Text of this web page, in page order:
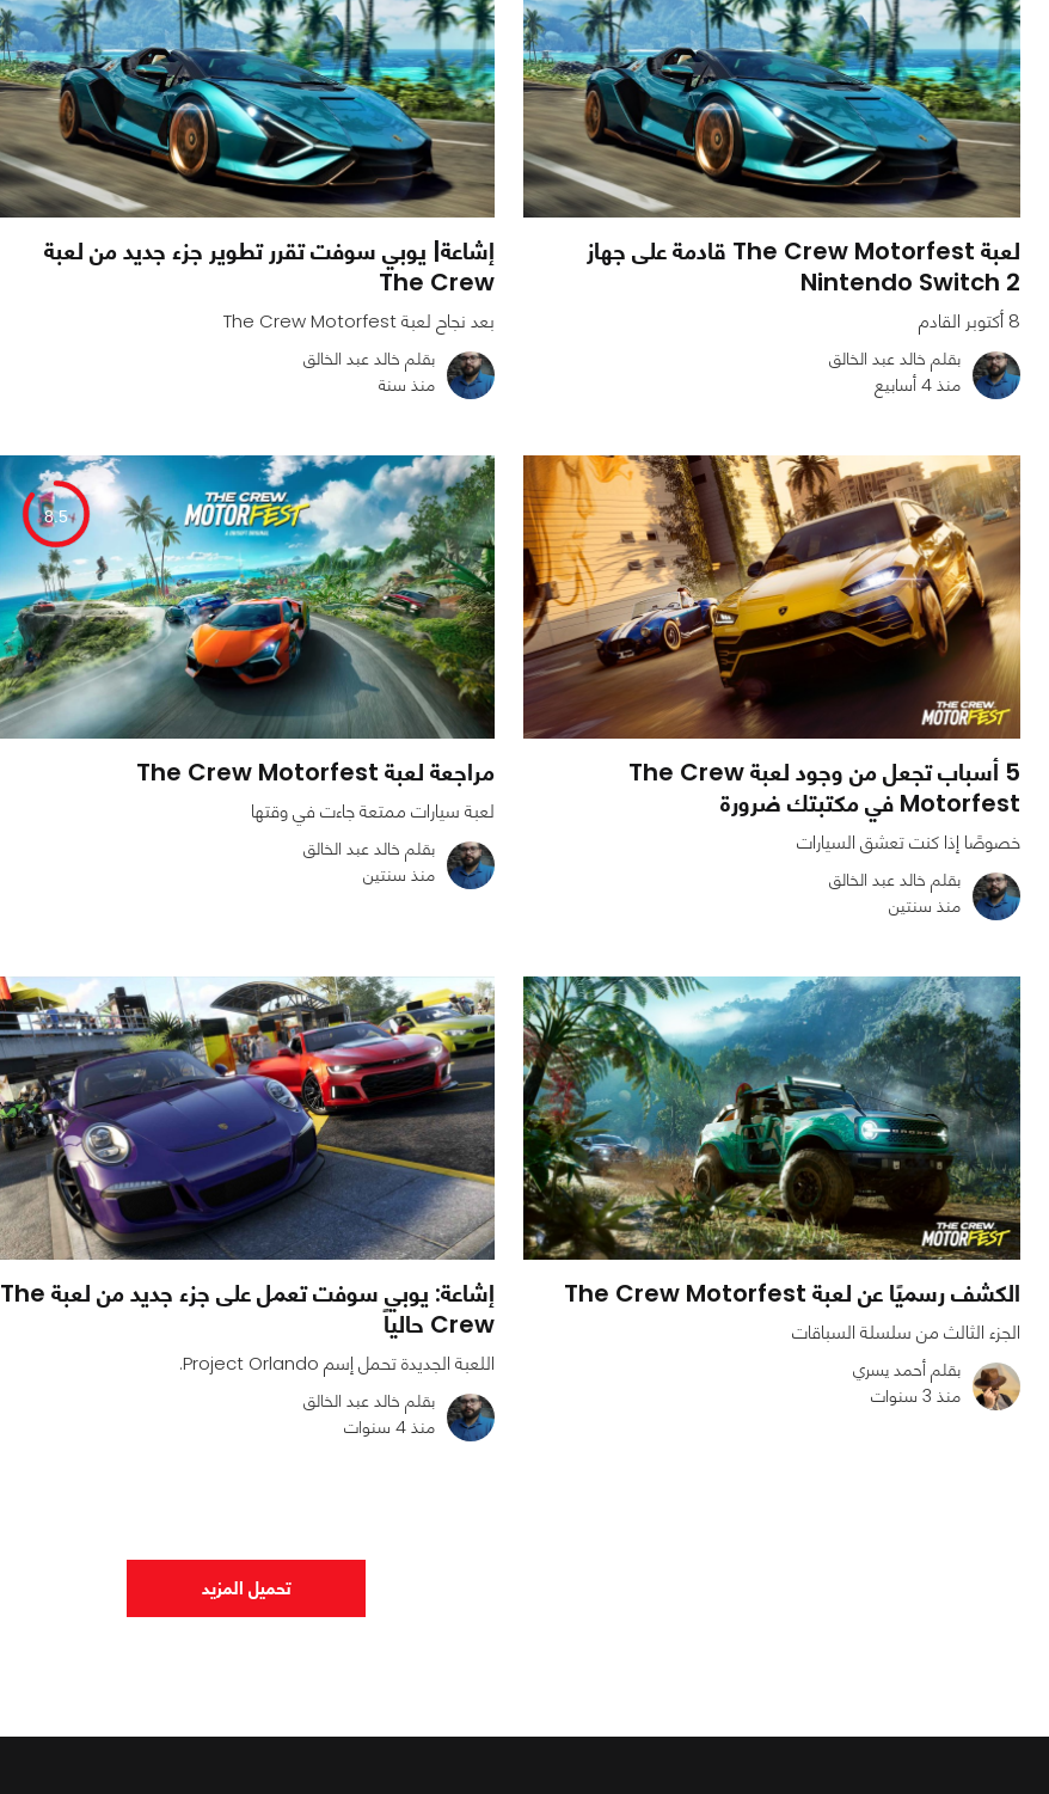
740
1
0
لعبة The Crew Motorfest قادمة على جهاز
Nintendo Switch 2
8 أكتوبر القادم
بقلم خالد عبد الخالق
منذ 4 أسابيع
1452
0
إشاعة| يوبي سوفت تقرر تطوير جزء جديد من لعبة
The Crew
بعد نجاح لعبة The Crew Motorfest
بقلم خالد عبد الخالق
منذ سنة
4165
0
0
5 أسباب تجعل من وجود لعبة The Crew
Motorfest في مكتبتك ضرورة
خصوصًا إذا كنت تعشق السيارات
بقلم خالد عبد الخالق
منذ سنتين
8.5
5373
0
0
مراجعة لعبة The Crew Motorfest
لعبة سيارات ممتعة جاءت في وقتها
بقلم خالد عبد الخالق
منذ سنتين
الكشف رسميًا عن لعبة The Crew Motorfest
الجزء الثالث من سلسلة السباقات
بقلم أحمد يسري
منذ 3 سنوات
إشاعة: يوبي سوفت تعمل على جزء جديد من لعبة The
Crew حالياً
اللعبة الجديدة تحمل إسم Project Orlando.
بقلم خالد عبد الخالق
منذ 4 سنوات
تحميل المزيد